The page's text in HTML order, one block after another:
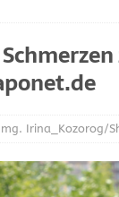
Irina_Kozorog/